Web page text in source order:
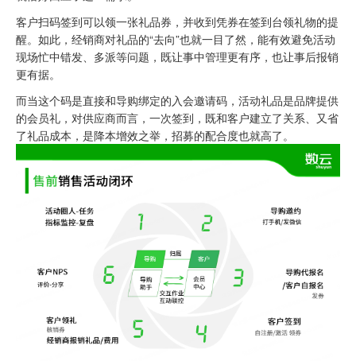
客户扫码签到可以领一张礼品券，并收到凭券在签到台领礼物的提
醒。如此，经销商对礼品的“去向”也就一目了然，能有效避免活动
现场忙中错发、多派等问题，既让事中管理更有序，也让事后报销
更有据。
而当这个码是直接和导购绑定的入会邀请码，活动礼品是品牌提供
的会员礼，对供应商而言，一次签到，既和客户建立了关系、又省
了礼品成本，是降本增效之举，招募的配合度也就高了。